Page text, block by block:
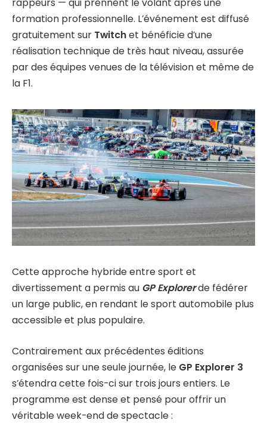
rappeurs — qui prennent le volant après une
formation professionnelle. L’événement est diffusé
gratuitement sur Twitchet bénéficie d’une
réalisation technique de très haut niveau, assurée
par des équipes venues de la télévision et même de
la F1.
Cette approche hybride entre sport et
divertissement a permis au GP Explorerde fédérer
un large public, en rendant le sport automobile plus
accessible et plus populaire.
Contrairement aux précédentes éditions
organisées sur une seule journée, le GP Explorer 3
s’étendra cette fois-ci sur trois jours entiers. Le
programme est dense et pensé pour offrir un
véritable week-end de spectacle :